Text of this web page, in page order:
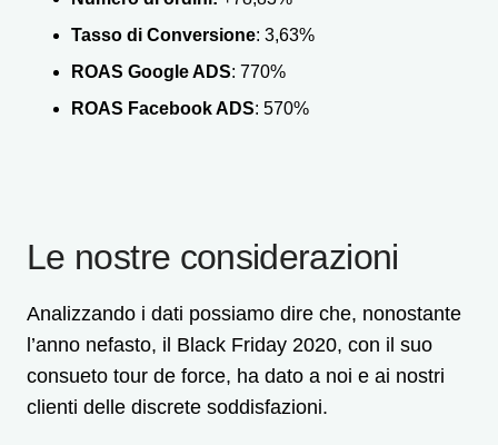
Tasso di Conversione: 3,63%
ROAS Google ADS: 770%
ROAS Facebook ADS: 570%
Le nostre considerazioni
Analizzando i dati possiamo dire che, nonostante
l’anno nefasto, il Black Friday 2020, con il suo
consueto tour de force, ha dato a noi e ai nostri
clienti delle discrete soddisfazioni.